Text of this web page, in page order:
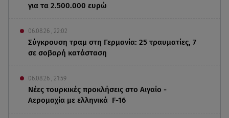
για τα 2.500.000 ευρώ
06.08.26 , 22:02
Σύγκρουση τραμ στη Γερμανία: 25 τραυματίες, 7
σε σοβαρή κατάσταση
06.08.26 , 21:59
Νέες τουρκικές προκλήσεις στο Αιγαίο -
Αερομαχία με ελληνικά F-16